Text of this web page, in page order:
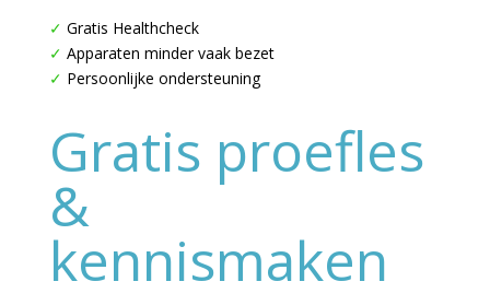
✓ Gratis Healthcheck
✓ Apparaten minder vaak bezet
✓ Persoonlijke ondersteuning
Gratis proefles
&
kennismaken